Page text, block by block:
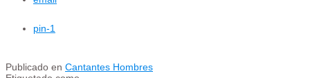
pin-1
Publicado en Cantantes Hombres